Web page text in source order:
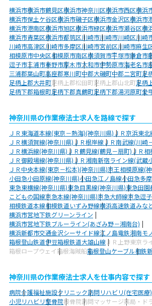
横浜市横浜市鶴見区横浜市神奈川区横浜市西区横浜
横浜市保土ケ谷区横浜市磯子区横浜市金沢区横浜市
横浜市港南区横浜市旭区横浜市緑区横浜市瀬谷区横
横浜市青葉区横浜市都筑区川崎市川崎市川崎区川崎
川崎市高津区川崎市多摩区川崎市宮前区川崎市麻生
相模原市中央区相模原市南区横須賀市平塚市鎌倉市
逗子市三浦市秦野市厚木市大和市伊勢原市海老名市
三浦郡葉山町高座郡寒川町中郡大磯町中郡二宮町足
足柄上郡大井町足柄上郡松田町足柄上郡山北町足柄
足柄下郡箱根町足柄下郡真鶴町足柄下郡湯河原町愛
神奈川県の作業療法士求人を路線で探す
ＪＲ東海道本線(東京－熱海)(神奈川県)ＪＲ京浜東
ＪＲ横須賀線(神奈川県)ＪＲ根岸線ＪＲ南武線(川崎
ＪＲ横浜線(神奈川県)ＪＲ鶴見線(鶴見－扇町)ＪＲ相
ＪＲ御殿場線(神奈川県)ＪＲ湘南新宿ライン線(武蔵
ＪＲ中央本線(東京－松本)(神奈川県)京王相模原線(
小田急小田原線(神奈川県)小田急江ノ島線小田急多
東急東横線(神奈川県)東急目黒線(神奈川県)東急田園
こどもの国線京急本線(神奈川県)京急大師線京急逗
相模鉄道本線相模鉄道いずみ野線横浜高速鉄道みな
横浜市営地下鉄グリーンライン
横浜市営地下鉄ブルーライン(あざみ野－湘南台)
横浜新都市交通金沢シーサイド線江ノ島電鉄湘南モ
箱根登山鉄道伊豆箱根鉄道大雄山線 ＪＲ上野東京ラ
箱根ロープウェイ箱根海賊船箱根登山ケーブル相鉄
神奈川県の作業療法士求人を仕事内容で探す
病院介護福祉施設クリニック訪問リハビリ(在宅医療)
小児リハビリ整骨院接骨院訪問マッサージ薬局・ド